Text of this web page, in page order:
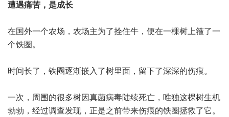
遭遇痛苦，是成长
在国外一个农场，农场主为了拴住牛，便在一棵树上箍了一
个铁圈。
时间长了，铁圈逐渐嵌入了树里面，留下了深深的伤痕。
一次，周围的很多树因真菌病毒陆续死亡，唯独这棵树生机
勃勃，经过调查发现，正是之前带来伤痕的铁圈拯救了它。